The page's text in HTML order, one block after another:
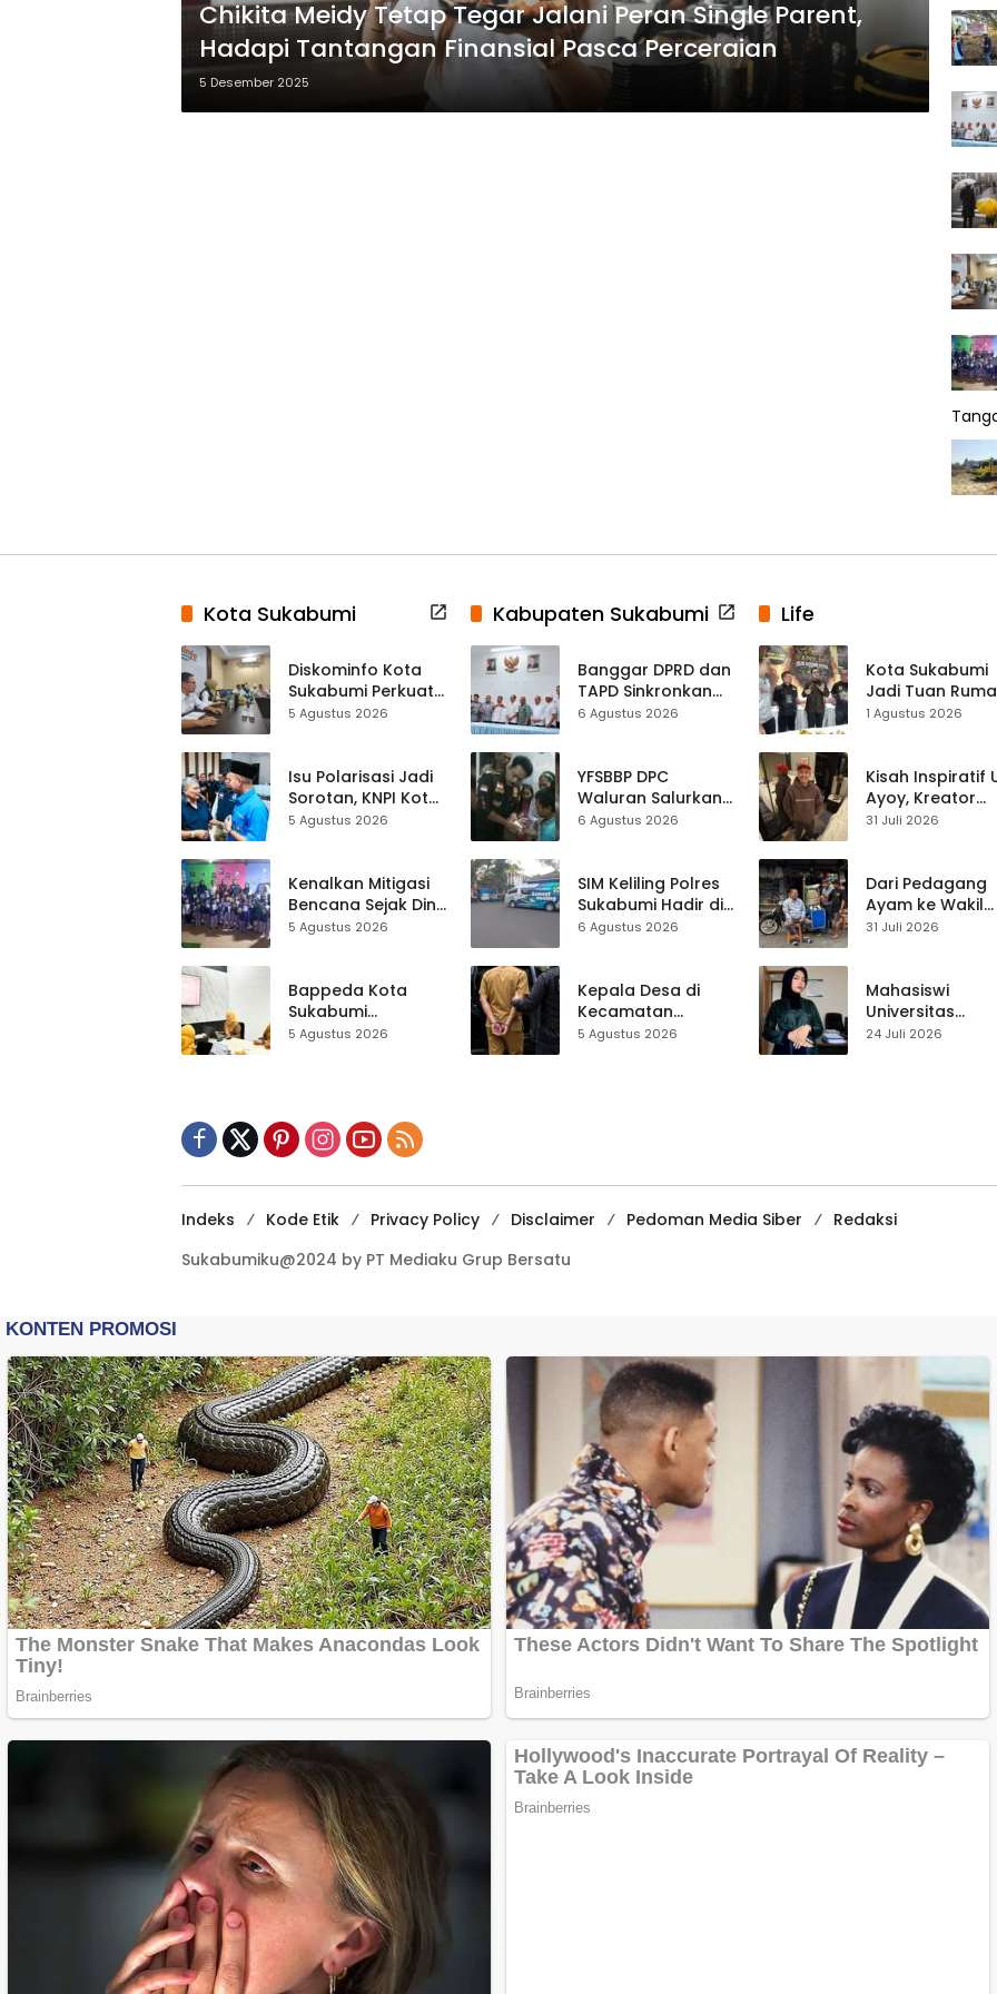
Chikita Meidy Tetap Tegar Jalani Peran Single Parent,
Hadapi Tantangan Finansial Pasca Perceraian
5 Desember 2025
Kota Sukabumi
Diskominfo Kota
Sukabumi Perkuat
Satu Data
Kewilayahan
Dikebut
5 Agustus 2026
Isu Polarisasi Jadi
Sorotan, KNPI Kota
Sukabumi Ajak
5 Agustus 2026
Kenalkan Mitigasi
Bencana Sejak Dini,
Anak-anak KB
Lewat Boneka
Tangan
5 Agustus 2026
Bappeda Kota
Sukabumi
Matangkan Inovasi
5 Agustus 2026
Kabupaten Sukabumi
Banggar DPRD dan
TAPD Sinkronkan
Anggaran
Pendapatan
Dibahas
6 Agustus 2026
YFSBBP DPC
Waluran Salurkan
Bantuan Sosial
Air Panas
6 Agustus 2026
SIM Keliling Polres
Sukabumi Hadir di
Kalapa Nunggal,
6 Agustus 2026
Kepala Desa di
Kecamatan
Ciemas Diduga
5 Agustus 2026
Life
Kota Sukabumi
Jadi Tuan
Kontes Batu Akik
1 Agustus 2026
Kisah Inspiratif
Ayoy, Kreator
TikTok Asal
Live Streaming
31 Juli 2026
Dari Pedagang
Ayam ke Wakil
Ketua DPRD, H.
Pasar Cisaat
31 Juli 2026
Mahasiswi
Universitas
Muhammadiyah
24 Juli 2026
Indeks Kode Etik Privacy Policy Disclaimer Pedoman Media Siber
Redaksi
Sukabumiku@2024 by PT Mediaku Grup Bersatu